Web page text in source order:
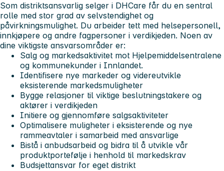
Som distriktsansvarlig selger i DHCare får du en sentral
rolle med stor grad av selvstendighet og
påvirkningsmulighet. Du arbeider tett med helsepersonell,
innkjøpere og andre fagpersoner i verdikjeden. Noen av
dine viktigste ansvarsområder er:
Salg og markedsaktivitet mot Hjelpemiddelsentralene
og kommunekunder i Innlandet.
Identifisere nye markeder og videreutvikle
eksisterende markedsmuligheter
Bygge relasjoner til viktige beslutningstakere og
aktører i verdikjeden
Initiere og gjennomføre salgsaktiviteter
Optimalisere muligheter i eksisterende og nye
rammeavtaler i samarbeid med ansvarlige
Bistå i anbudsarbeid og bidra til å utvikle vår
produktportefølje i henhold til markedskrav
Budsjettansvar for eget distrikt